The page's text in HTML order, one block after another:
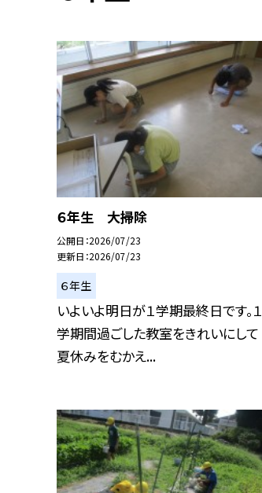
６年生 大掃除
公開日 2026/07/23
更新日 2026/07/23
６年生
いよいよ明日が１学期最終日です。１
学期間過ごした教室をきれいにして
夏休みをむかえ...